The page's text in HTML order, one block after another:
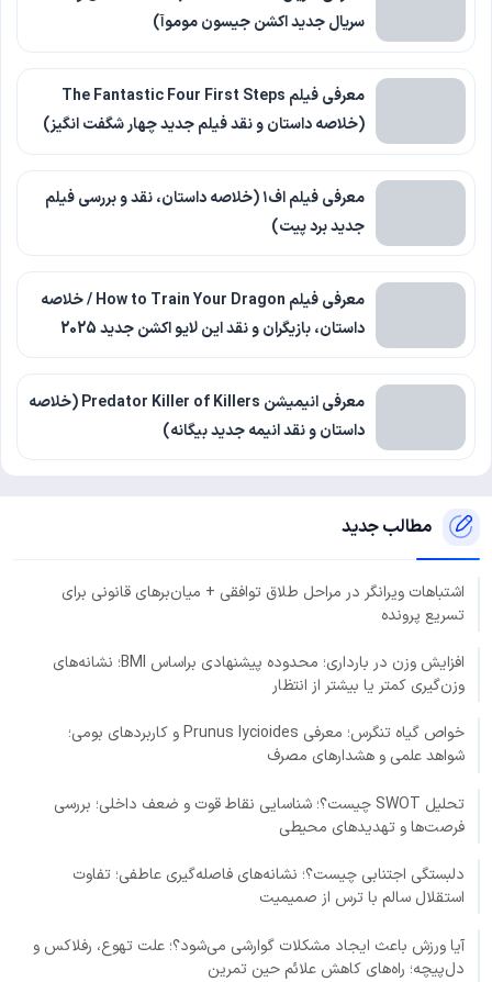
سریال جدید اکشن جیسون موموآ)
معرفی فیلم The Fantastic Four First Steps
(خلاصه داستان و نقد فیلم جدید چهار شگفت انگیز)
معرفی فیلم اف۱ (خلاصه داستان، نقد و بررسی فیلم
جدید برد پیت)
معرفی فیلم How to Train Your Dragon / خلاصه
داستان، بازیگران و نقد این لایو اکشن جدید 2025
معرفی انیمیشن Predator Killer of Killers (خلاصه
داستان و نقد انیمه جدید بیگانه)
مطالب جدید
اشتباهات ویرانگر در مراحل طلاق توافقی + میان‌برهای قانونی برای
تسریع پرونده
افزایش وزن در بارداری؛ محدوده پیشنهادی براساس BMI؛ نشانه‌های
وزن‌گیری کمتر یا بیشتر از انتظار
خواص گیاه تنگرس؛ معرفی Prunus lycioides و کاربردهای بومی؛
شواهد علمی و هشدارهای مصرف
تحلیل SWOT چیست؟؛ شناسایی نقاط قوت و ضعف داخلی؛ بررسی
فرصت‌ها و تهدیدهای محیطی
دلبستگی اجتنابی چیست؟؛ نشانه‌های فاصله‌گیری عاطفی؛ تفاوت
استقلال سالم با ترس از صمیمیت
آیا ورزش باعث ایجاد مشکلات گوارشی می‌شود؟؛ علت تهوع، رفلاکس و
دل‌پیچه؛ راه‌های کاهش علائم حین تمرین